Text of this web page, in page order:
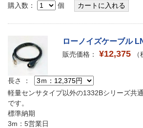
購入数： 個
ローノイズケーブル
販売価格： ¥12,375 （
長さ ：
軽量センサタイプ以外の1332Bシリーズ共
です。
標準納期
3m：5営業日